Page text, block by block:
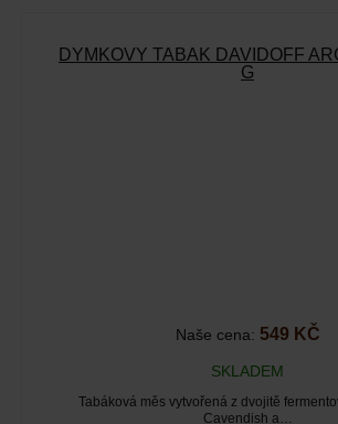
DÝMKOVÝ TABÁK DAVIDOFF
G
Naše cena: 549 KČ
SKLADEM
Tabáková měs vytvořená z dvojitě
Cavendish a…